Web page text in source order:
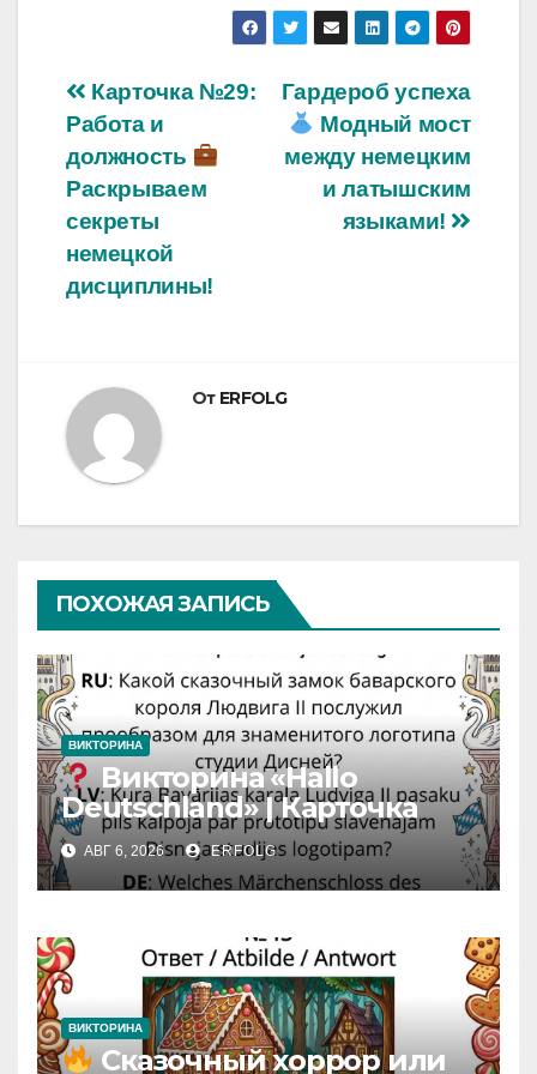
Навигация
по
записям
Гардероб успеха
Модный мост
между немецким
и латышским
языками!
Карточка №29:
Работа и
должность
Раскрываем
секреты
немецкой
дисциплины!
От ERFOLG
ПОХОЖАЯ ЗАПИСЬ
ВИКТОРИНА
Викторина «Hallo
Deutschland» | Карточка
№46
Замок вдохновения
Iedvesmas pils / Schloss der
АВГ 6, 2026 ERFOLG
ВИКТОРИНА
Сказочный хоррор или